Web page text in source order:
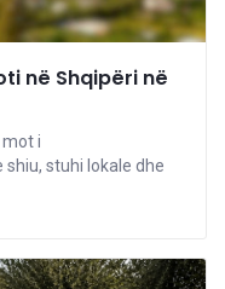
në Shqipëri në
i
stuhi lokale dhe